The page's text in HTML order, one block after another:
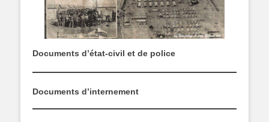
Documents d’état-civil et de police
Documents d’internement